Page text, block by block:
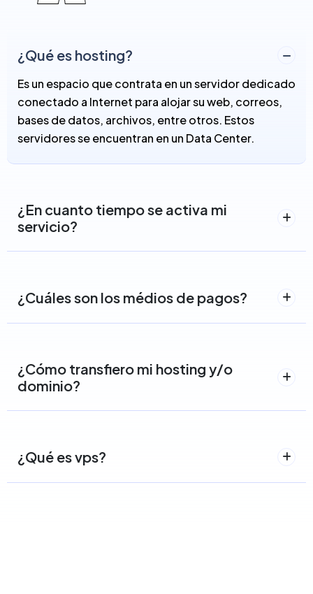
¿Qué es hosting?
Es un espacio que contrata en un servidor dedicado
conectado a Internet para alojar su web, correos,
bases de datos, archivos, entre otros. Estos
servidores se encuentran en un Data Center.
¿En cuanto tiempo se activa mi
servicio?
¿Cuáles son los médios de pagos?
¿Cómo transfiero mi hosting y/o
dominio?
¿Qué es vps?